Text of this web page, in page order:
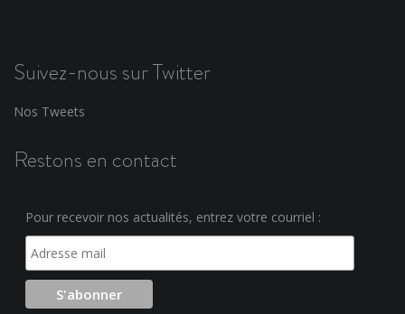
Suivez-nous sur Twitter
Nos Tweets
Restons en contact
Pour recevoir nos actualités, entrez votre courriel :